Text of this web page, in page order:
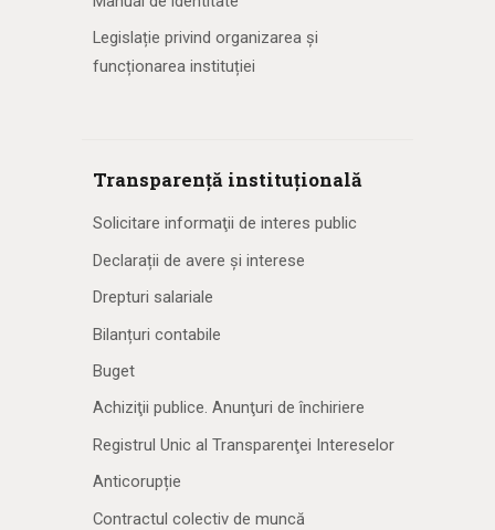
Legislație privind organizarea și
funcționarea instituției
Transparență instituțională
Solicitare informaţii de interes public
Declarații de avere și interese
Drepturi salariale
Bilanțuri contabile
Buget
Achiziţii publice. Anunţuri de închiriere
Registrul Unic al Transparenţei Intereselor
Anticorupție
Contractul colectiv de muncă